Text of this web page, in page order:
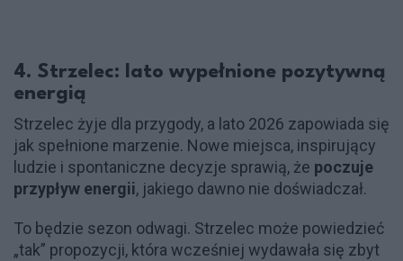
4. Strzelec: lato wypełnione pozytywną
energią
Strzelec żyje dla przygody, a lato 2026 zapowiada się
jak spełnione marzenie. Nowe miejsca, inspirujący
ludzie i spontaniczne decyzje sprawią, że poczuje
przypływ energii, jakiego dawno nie doświadczał.
To będzie sezon odwagi. Strzelec może powiedzieć
„tak” propozycji, która wcześniej wydawała się zbyt